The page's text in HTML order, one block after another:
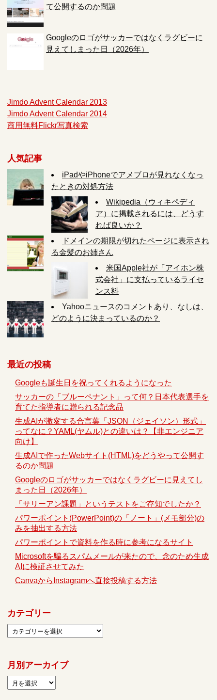
て公開するのか問題
Googleのロゴがサッカーではなくラグビーに
見えてしまった日（2026年）
Jimdo Advent Calendar 2013
Jimdo Advent Calendar 2014
商用無料Flickr写真検索
人気記事
iPadやiPhoneでアメブロが見れなくなっ
たときの対処方法
Wikipedia（ウィキペディ
ア）に掲載されるには、どうす
れば良いか？
ドメインの期限が切れたページに表示され
る金髪のお姉さん
米国Apple社が「アイホン株
式会社」に支払っているライセ
ンス料
Yahooニュースのコメントあり、なしは、
どのように決まっているのか？
最近の投稿
Googleも誕生日を祝ってくれるようになった
サッカーの「ブルーペナント」って何？日本代表選手を
育てた指導者に贈られる記念品
生成AIが激変する合言葉「JSON（ジェイソン）形式」
ってなに？YAML(ヤムル)との違いは？【非エンジニア
向け】
生成AIで作ったWebサイト(HTML)をどうやって公開す
るのか問題
Googleのロゴがサッカーではなくラグビーに見えてし
まった日（2026年）
「サリーアン課題」というテストをご存知でしたか？
パワーポイント(PowerPoint)の「ノート」(メモ部分)の
みを抽出する方法
パワーポイントで資料を作る時に参考になるサイト
Microsoftを騙るスパムメールが来たので、念のため生成
AIに検証させてみた
CanvaからInstagramへ直接投稿する方法
カテゴリー
月別アーカイブ